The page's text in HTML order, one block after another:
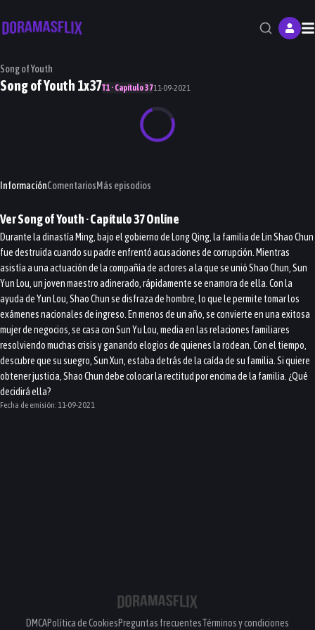
Song of Youth
Song of Youth 1x37T1 · Capítulo 3711-09-2021
InformaciónComentariosMás episodios
VerSong of Youth· Capítulo37Online
Durante la dinastía Ming, bajo el gobierno de Long Qing, la familia de Lin Shao Chun
fue destruida cuando su padre enfrentó acusaciones de corrupción. Mientras
asistía a una actuación de la compañía de actores a la que se unió Shao Chun, Sun
Yun Lou, un joven maestro adinerado, rápidamente se enamora de ella. Con la
ayuda de Yun Lou, Shao Chun se disfraza de hombre, lo que le permite tomar los
exámenes nacionales de ingreso. En menos de un año, se convierte en una exitosa
mujer de negocios, se casa con Sun Yu Lou, media en las relaciones familiares
resolviendo muchas crisis y ganando elogios de quienes la rodean. Con el tiempo,
descubre que su suegro, Sun Xun, estaba detrás de la caída de su familia. Si quiere
obtener justicia, Shao Chun debe colocar la rectitud por encima de la familia. ¿Qué
decidirá ella?
Fecha de emisión: 11-09-2021
DMCAPolítica de CookiesPreguntas frecuentesTérminos y condiciones